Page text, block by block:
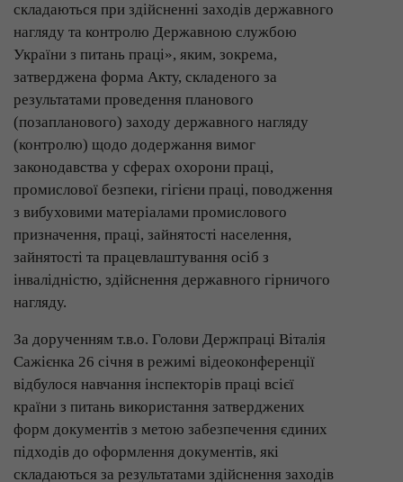
складаються при здійсненні заходів державного
нагляду та контролю Державною службою
України з питань праці», яким, зокрема,
затверджена форма Акту, складеного за
результатами проведення планового
(позапланового) заходу державного нагляду
(контролю) щодо додержання вимог
законодавства у сферах охорони праці,
промислової безпеки, гігієни праці, поводження
з вибуховими матеріалами промислового
призначення, праці, зайнятості населення,
зайнятості та працевлаштування осіб з
інвалідністю, здійснення державного гірничого
нагляду.
За дорученням т.в.о. Голови Держпраці Віталія
Сажієнка 26 січня в режимі відеоконференції
відбулося навчання інспекторів праці всієї
країни з питань використання затверджених
форм документів з метою забезпечення єдиних
підходів до оформлення документів, які
складаються за результатами здійснення заходів